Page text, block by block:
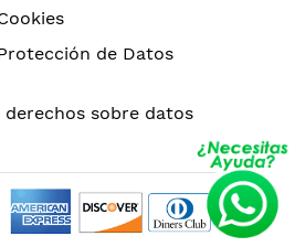
de Datos
derechos sobre datos